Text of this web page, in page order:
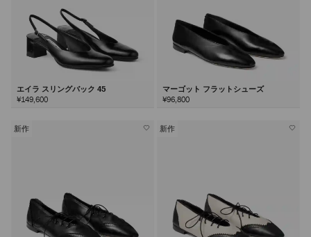
エイラ スリングバック 45
¥149,600
マーゴット フラットシューズ
¥96,800
新作 新作